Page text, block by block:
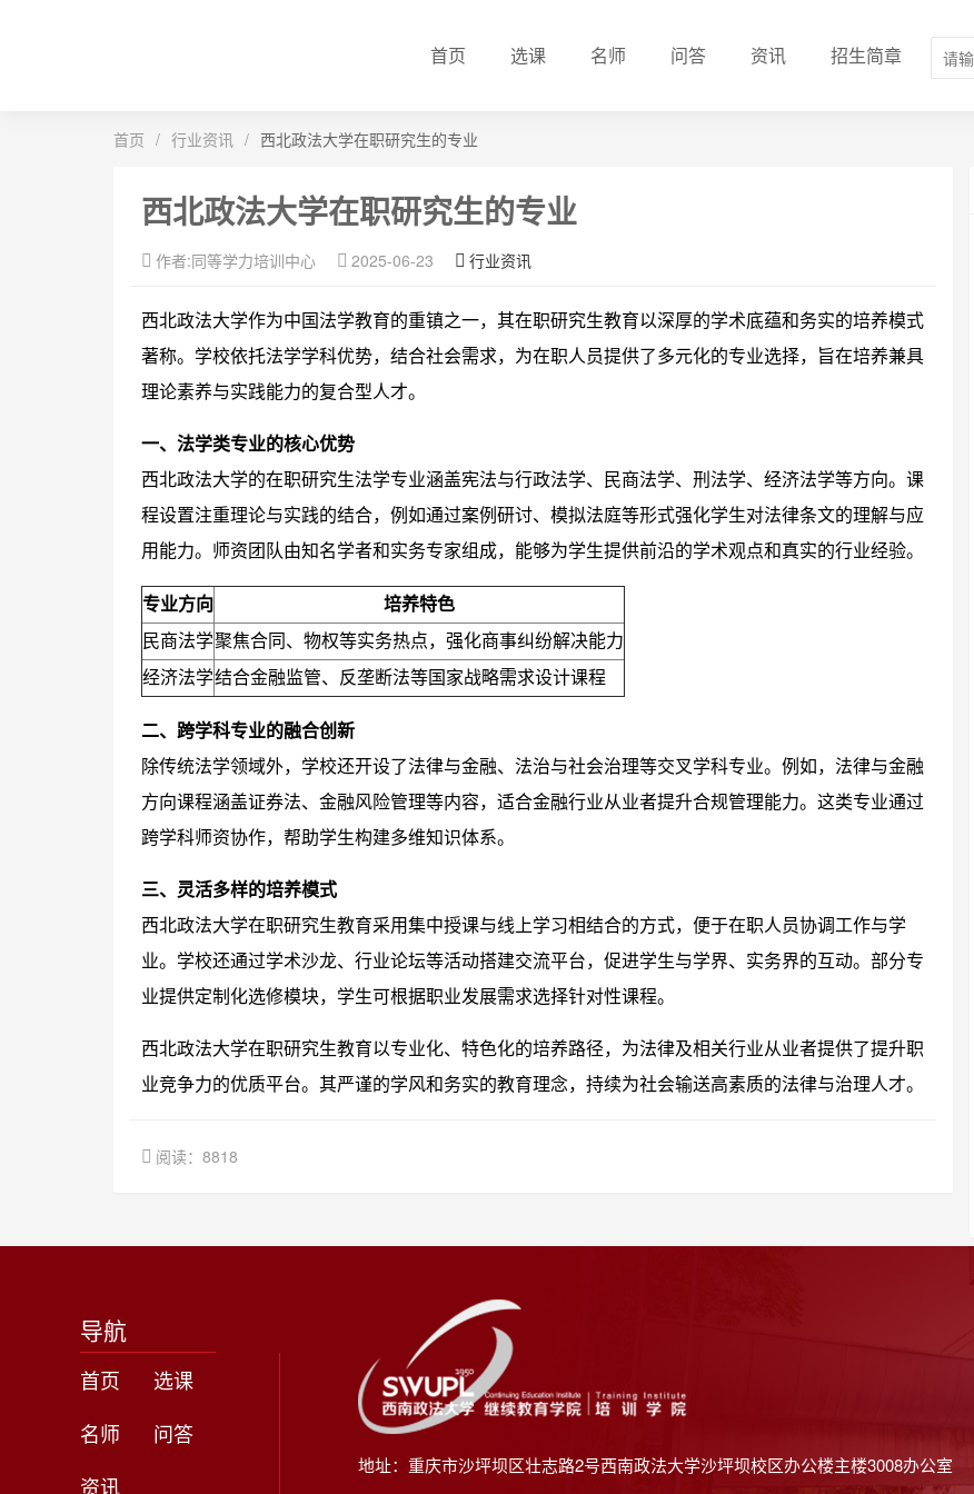
首页 选课 名师 问答 资讯 招生简章
首页 / 行业资讯 / 西北政法大学在职研究生的专业
西北政法大学在职研究生的专业
作者:同等学力培训中心 2025-06-23 行业资讯
西北政法大学作为中国法学教育的重镇之一，其在职研究生教育以深厚的学术底蕴和务实的培养模式
著称。学校依托法学学科优势，结合社会需求，为在职人员提供了多元化的专业选择，旨在培养兼具
理论素养与实践能力的复合型人才。
一、法学类专业的核心优势
西北政法大学的在职研究生法学专业涵盖宪法与行政法学、民商法学、刑法学、经济法学等方向。课
程设置注重理论与实践的结合，例如通过案例研讨、模拟法庭等形式强化学生对法律条文的理解与应
用能力。师资团队由知名学者和实务专家组成，能够为学生提供前沿的学术观点和真实的行业经验。
专业方向
培养特色
民商法学聚焦合同、物权等实务热点，强化商事纠纷解决能力
经济法学结合金融监管、反垄断法等国家战略需求设计课程
二、跨学科专业的融合创新
除传统法学领域外，学校还开设了法律与金融、法治与社会治理等交叉学科专业。例如，法律与金融
方向课程涵盖证券法、金融风险管理等内容，适合金融行业从业者提升合规管理能力。这类专业通过
跨学科师资协作，帮助学生构建多维知识体系。
三、灵活多样的培养模式
西北政法大学在职研究生教育采用集中授课与线上学习相结合的方式，便于在职人员协调工作与学
业。学校还通过学术沙龙、行业论坛等活动搭建交流平台，促进学生与学界、实务界的互动。部分专
业提供定制化选修模块，学生可根据职业发展需求选择针对性课程。
西北政法大学在职研究生教育以专业化、特色化的培养路径，为法律及相关行业从业者提供了提升职
业竞争力的优质平台。其严谨的学风和务实的教育理念，持续为社会输送高素质的法律与治理人才。
阅读：8818
导航
首页
选课
名师
问答
资讯
地址：重庆市沙坪坝区壮志路2号西南政法大学沙坪坝校区办公楼主楼3008办公室